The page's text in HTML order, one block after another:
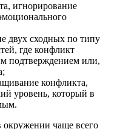
игнорирование
двух сходных по типу
где конфликт
подтверждением или,
конфликта,
уровень, который в
окружении чаще всего